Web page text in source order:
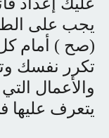
يجب على
(صح ) أمام
تكرر نفسك
والأعمال
يتعرف عليها